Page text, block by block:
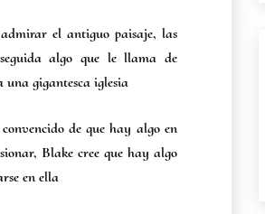
el antiguo paisaje, las
algo que le llama de
gigantesca iglesia
de que hay algo en
Blake cree que hay algo
en ella